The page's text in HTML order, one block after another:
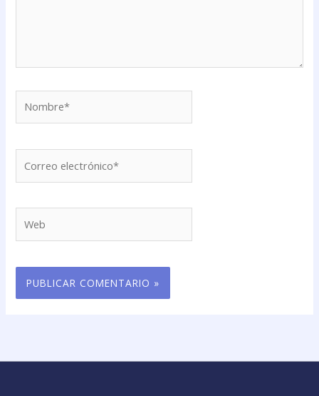
electrónico*